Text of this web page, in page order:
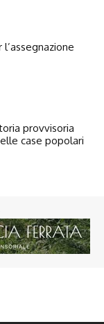
provvisoria
case popolari